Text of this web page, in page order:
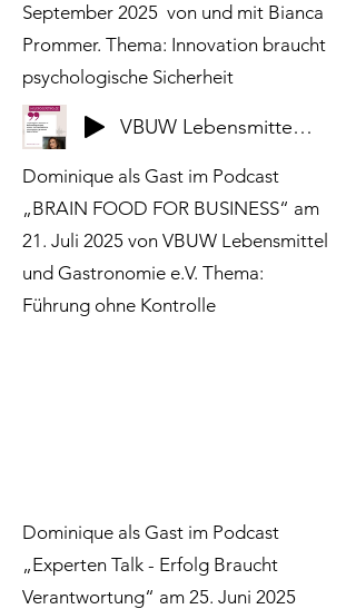
September 2025 von und mit Bianca
Prommer. Thema: Innovation braucht
psychologische Sicherheit
VBUW Lebensmittel und Gastronomie e.V. - Podcast Folge Führung ohne Kontrolle
Dominique als Gast im Podcast
„BRAIN FOOD FOR BUSINESS“ am
21. Juli 2025 von VBUW Lebensmittel
und Gastronomie e.V. Thema:
Führung ohne Kontrolle
Dominique als Gast im Podcast
„Experten Talk - Erfolg Braucht
Verantwortung“ am 25. Juni 2025